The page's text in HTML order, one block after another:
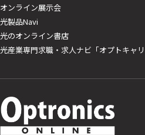
オンライン展示会
光製品Navi
光のオンライン書店
光産業専門求職・求人ナビ「オプトキャリ